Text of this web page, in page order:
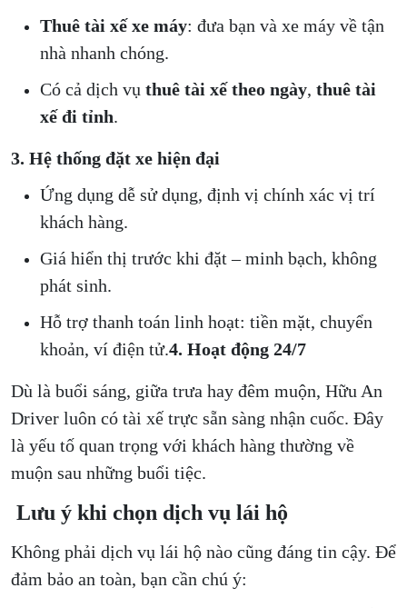
Thuê tài xế xe máy: đưa bạn và xe máy về tận
nhà nhanh chóng.
Có cả dịch vụ thuê tài xế theo ngày, thuê tài
xế đi tỉnh.
3. Hệ thống đặt xe hiện đại
Ứng dụng dễ sử dụng, định vị chính xác vị trí
khách hàng.
Giá hiển thị trước khi đặt – minh bạch, không
phát sinh.
Hỗ trợ thanh toán linh hoạt: tiền mặt, chuyển
khoản, ví điện tử.4. Hoạt động 24/7
Dù là buổi sáng, giữa trưa hay đêm muộn, Hữu An
Driver luôn có tài xế trực sẵn sàng nhận cuốc. Đây
là yếu tố quan trọng với khách hàng thường về
muộn sau những buổi tiệc.
Lưu ý khi chọn dịch vụ lái hộ
Không phải dịch vụ lái hộ nào cũng đáng tin cậy. Để
đảm bảo an toàn, bạn cần chú ý: